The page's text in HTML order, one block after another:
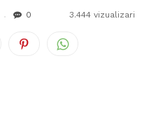
0 3.444 vizualizari